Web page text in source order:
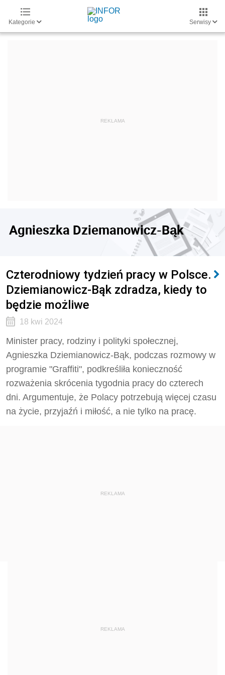
Kategorie Serwisy
Agnieszka Dziemanowicz-Bąk
Czterodniowy tydzień pracy w Polsce.
Dziemianowicz-Bąk zdradza, kiedy to
będzie możliwe
18 kwi 2024
Minister pracy, rodziny i polityki społecznej,
Agnieszka Dziemianowicz-Bąk, podczas rozmowy w
programie "Graffiti", podkreśliła konieczność
rozważenia skrócenia tygodnia pracy do czterech
dni. Argumentuje, że Polacy potrzebują więcej czasu
na życie, przyjaźń i miłość, a nie tylko na pracę.
REKLAMA
REKLAMA